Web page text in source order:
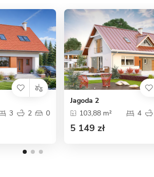
3 2 0
Jagoda 2
103,88 m²
4
5 149 zł